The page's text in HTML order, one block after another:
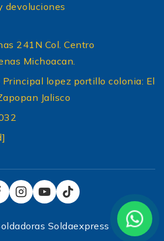
devoluciones
241N Col. Centro
Michoacan.
Principal lopez portillo colonia: El
Jalisco
Soldaexpress